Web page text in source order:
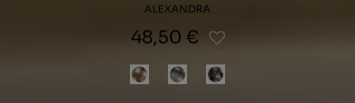
ALEXANDRA
48,50 €